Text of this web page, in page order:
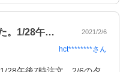
。1/28午… 2021/2/6
hct********さん